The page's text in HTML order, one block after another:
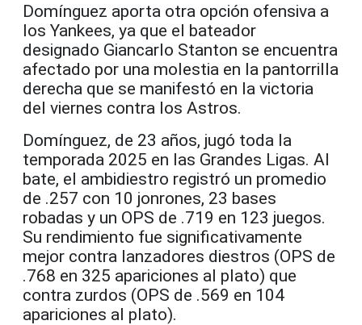
Domínguez aporta otra opción ofensiva a
los Yankees, ya que el bateador
designado Giancarlo Stanton se encuentra
afectado por una molestia en la pantorrilla
derecha que se manifestó en la victoria
del viernes contra los Astros.
Domínguez, de 23 años, jugó toda la
temporada 2025 en las Grandes Ligas. Al
bate, el ambidiestro registró un promedio
de .257 con 10 jonrones, 23 bases
robadas y un OPS de .719 en 123 juegos.
Su rendimiento fue significativamente
mejor contra lanzadores diestros (OPS de
.768 en 325 apariciones al plato) que
contra zurdos (OPS de .569 en 104
apariciones al plato).